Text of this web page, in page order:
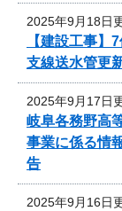
2025年9月18日
【建設工事】
支線送水管更
2025年9月17日
岐阜各務野高
事業に係る情
告
2025年9月16日